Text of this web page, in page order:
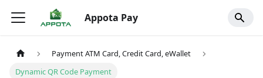
Appota Pay
Payment ATM Card, Credit Card, eWallet
Dynamic QR Code Payment